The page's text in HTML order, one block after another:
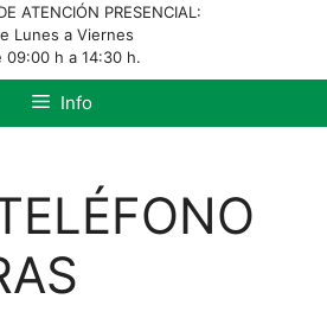
ATENCIÓN PRESENCIAL:
Lunes a Viernes
09:00 h a 14:30 h.
Info